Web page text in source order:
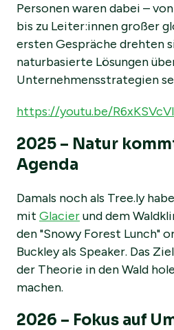
Personen waren dabei –
bis zu Leiter:innen großer
ersten Gespräche drehten
naturbasierte Lösungen
Unternehmensstrategien
https://youtu.be/
2025 – Natur
Agenda
Damals noch als Tree.ly
mit Glacierund dem
den "Snowy Forest Lunch"
Buckley als Speaker. Das
der Theorie in den Wald
machen.
2026 – Fokus auf